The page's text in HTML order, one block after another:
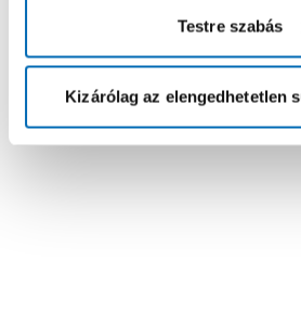
Testre szabás
Kizárólag az elengedhetetlen